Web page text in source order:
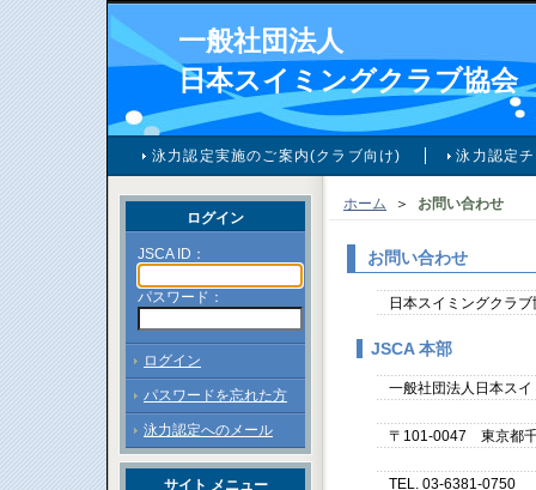
一般社団法人
日本スイミングクラブ協会
泳力認定実施のご案内(クラブ向け) 泳力認定
ホーム ＞ お問い合わせ
お問い合わせ
日本スイミングクラ
JSCA 本部
一般社団法人日本ス
〒101-0047 東京都
TEL. 03-6381-0750
ログイン
JSCA ID：
パスワード：
ログイン
パスワードを忘れた方
泳力認定へのメール
サイト メニュー